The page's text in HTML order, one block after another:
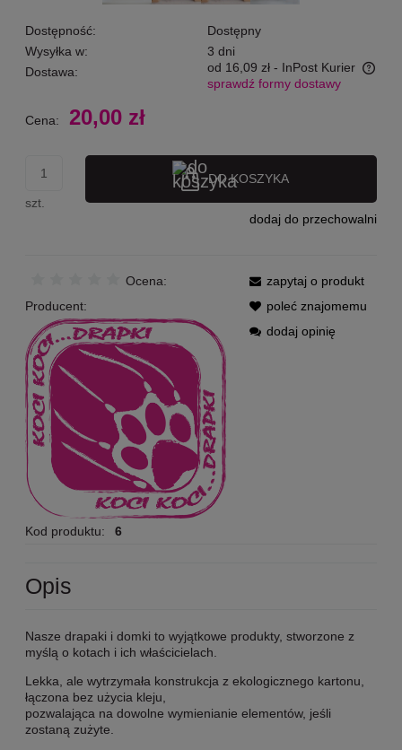
Dostępność:
Dostępny
Wysyłka w:
3 dni
Dostawa:
od 16,09 zł - InPost Kurier
Cena nie zawiera ewentualnych kosztów płatności
sprawdź formy dostawy
Cena: 20,00 zł
szt.
DO KOSZYKA
dodaj do przechowalni
Ocena:
Producent:
Kod produktu: 6
zapytaj o produkt
poleć znajomemu
dodaj opinię
Opis
Nasze drapaki i domki to wyjątkowe produkty, stworzone z
myślą o kotach i ich właścicielach.
Lekka, ale wytrzymała konstrukcja z ekologicznego kartonu,
łączona bez użycia kleju,
pozwalająca na dowolne wymienianie elementów, jeśli
zostaną zużyte.